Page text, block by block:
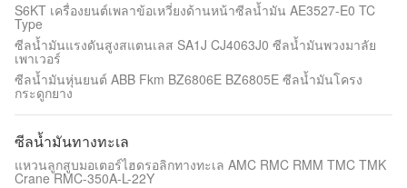
S6KT เครื่องยนต์เพลาข้อเหวี่ยงด้านหน้าซีลน้ำมัน AE3527-E0 TC
Type
ซีลน้ำมันแรงดันสูงสแตนเลส SA1J CJ4063J0 ซีลน้ำมันพวงมาลัย
เพาเวอร์
ซีลน้ำมันหุ่นยนต์ ABB Fkm BZ6806E BZ6805E ซีลน้ำมันโครง
กระดูกยาง
ซีลน้ำมันทางทะเล
แหวนลูกสูบมอเตอร์ไฮดรอลิกทางทะเล AMC RMC RMM TMC TMK
Crane RMC-350A-L-22Y